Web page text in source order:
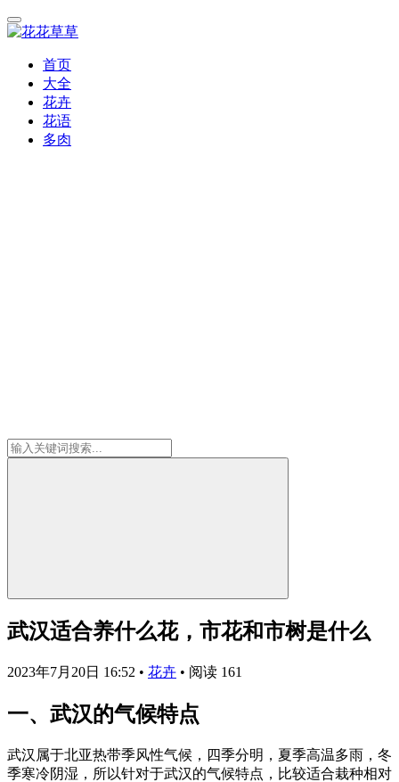
首页
大全
花卉
花语
多肉
武汉适合养什么花，市花和市树是什么
2023年7月20日 16:52 • 花卉 • 阅读 161
一、武汉的气候特点
武汉属于北亚热带季风性气候，四季分明，夏季高温多雨，冬
季寒冷阴湿，所以针对于武汉的气候特点，比较适合栽种相对